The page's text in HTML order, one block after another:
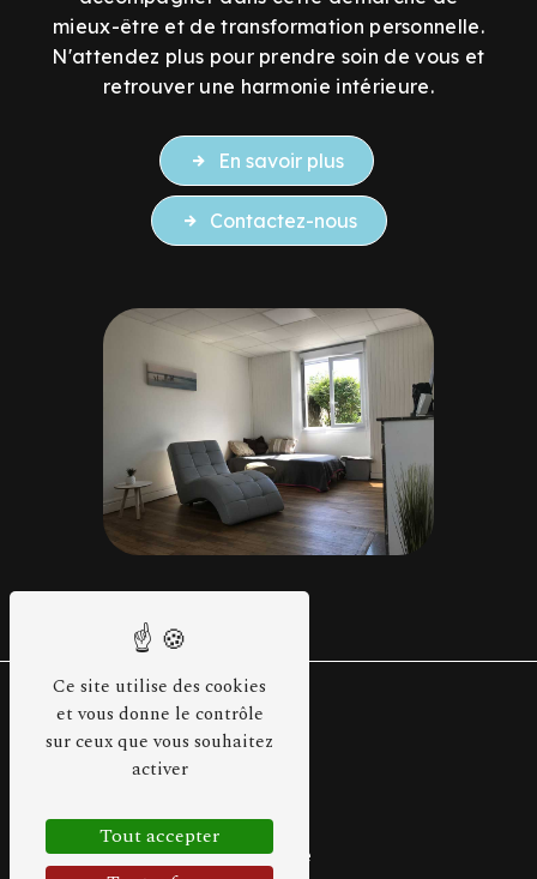
mieux-être et de transformation personnelle.
N'attendez plus pour prendre soin de vous et
retrouver une harmonie intérieure.
En savoir plus
Contactez-nous
Adresse
Ce site utilise des cookies
et vous donne le contrôle
sur ceux que vous souhaitez
activer
Tout accepter